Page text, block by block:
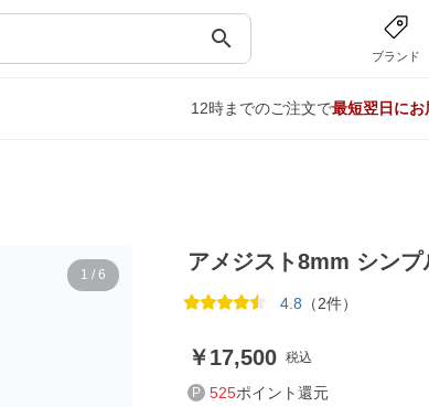
search
ブランド
12時までのご注文で最短翌日にお
1 / 6
アメジスト8mm シンプ
4.8 （2件）
17,500 税込
525ポイント還元